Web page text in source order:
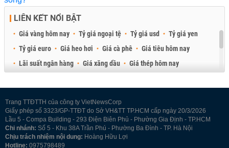
LIÊN KẾT NỔI BẬT
Giá vàng hôm nay Tỷ giá ngoại tệ Tỷ giá usd
Tỷ giá yen
Tỷ giá euro
Giá heo hơi Giá cà phê
Giá tiêu hôm nay
Lãi suất ngân hàng
Giá xăng dầu
Giá thép hôm nay
Trang TTĐTTH của công ty VietNewsCorp
Giấy phép số 3323/GP-TTĐT do Sở VH&TT TP.HCM cấp ngày 20/3/2026
Lầu 5 - Compa Building - 293 Điện Biên Phủ - Phường Gia Định - TP.HCM
Chi nhánh: Số 5 - Khu 38A Trần Phú - Phường Ba Đình - TP. Hà Nội
Chịu trách nhiệm nội dung: Hoàng Hữu Lợi
Hotline: 0975798489